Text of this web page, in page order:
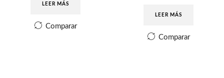
LEER MÁS
Comparar
LEER MÁS
Comparar